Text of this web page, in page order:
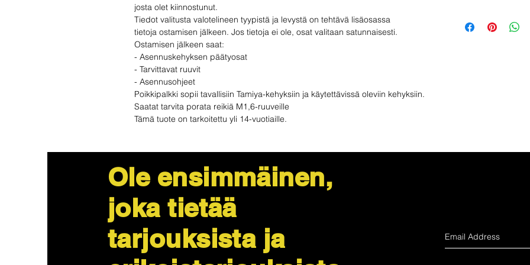
josta olet kiinnostunut.
Tiedot valitusta valotelineen tyypistä ja levystä on tehtävä lisäosassa
tietoja ostamisen jälkeen. Jos tietoja ei ole, osat valitaan satunnaisesti.
Ostamisen jälkeen saat:
- Asennuskehyksen päätyosat
- Tarvittavat ruuvit
- Asennusohjeet
Poikkipalkki sopii tavallisiin Tamiya-kehyksiin ja käytettävissä oleviin kehyksiin.
Saatat tarvita porata reikiä M1,6-ruuveille
Tämä tuote on tarkoitettu yli 14-vuotiaille.
NOPEUTETTU
Seurattavissa ja
käyttämättömän
Ole ensimmäinen,
joka tietää
tarjouksista ja